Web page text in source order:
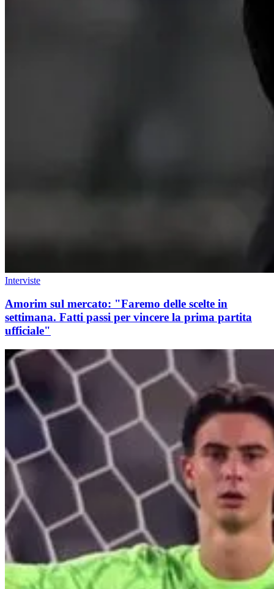
Interviste
Amorim sul mercato: "Faremo delle scelte in
settimana. Fatti passi per vincere la prima partita
ufficiale"